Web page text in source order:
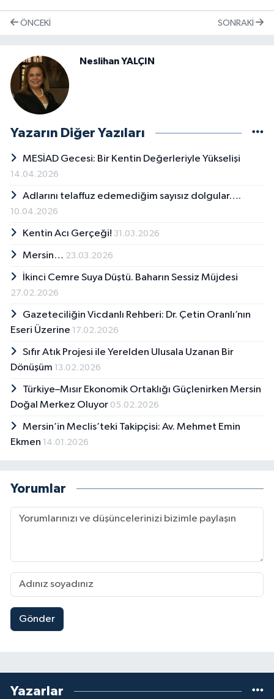
ÖNCEKI SONRAKI
Neslihan YALÇIN
Yazarın Diğer Yazıları
MESİAD Gecesi: Bir Kentin Değerleriyle Yükselişi
14.04.2026
Adlarını telaffuz edemediğim sayısız dolgular….
10.04.2026
Kentin Acı Gerçeği! 31.03.2026
Mersin… 23.03.2026
İkinci Cemre Suya Düştü. Baharın Sessiz Müjdesi
27.02.2026
Gazeteciliğin Vicdanlı Rehberi: Dr. Çetin Oranlı’nın
Eseri Üzerine 17.02.2026
Sıfır Atık Projesi ile Yerelden Ulusala Uzanan Bir
Dönüşüm 13.02.2026
Türkiye–Mısır Ekonomik Ortaklığı Güçlenirken Mersin
Doğal Merkez Oluyor 05.02.2026
Mersin’in Meclis’teki Takipçisi: Av. Mehmet Emin
Ekmen 14.01.2026
Yorumlar
Gönder
Yazarlar